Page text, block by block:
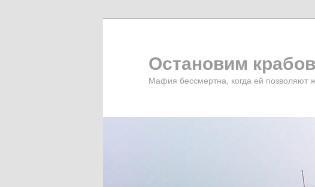
Остановим
Мафия бессмертна, когда ей позволяют